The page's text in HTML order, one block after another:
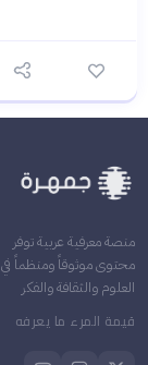
منصة معرفية عربية توفر
محتوى موثوقاً ومنظماً في
العلوم والثقافة والفكر
قيمة المرء ما يعرفه